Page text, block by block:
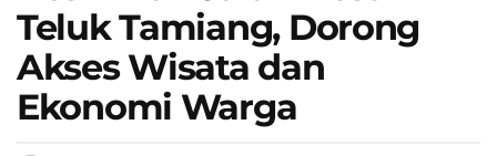
Teluk Tamiang, Dorong
Akses Wisata dan
Ekonomi Warga